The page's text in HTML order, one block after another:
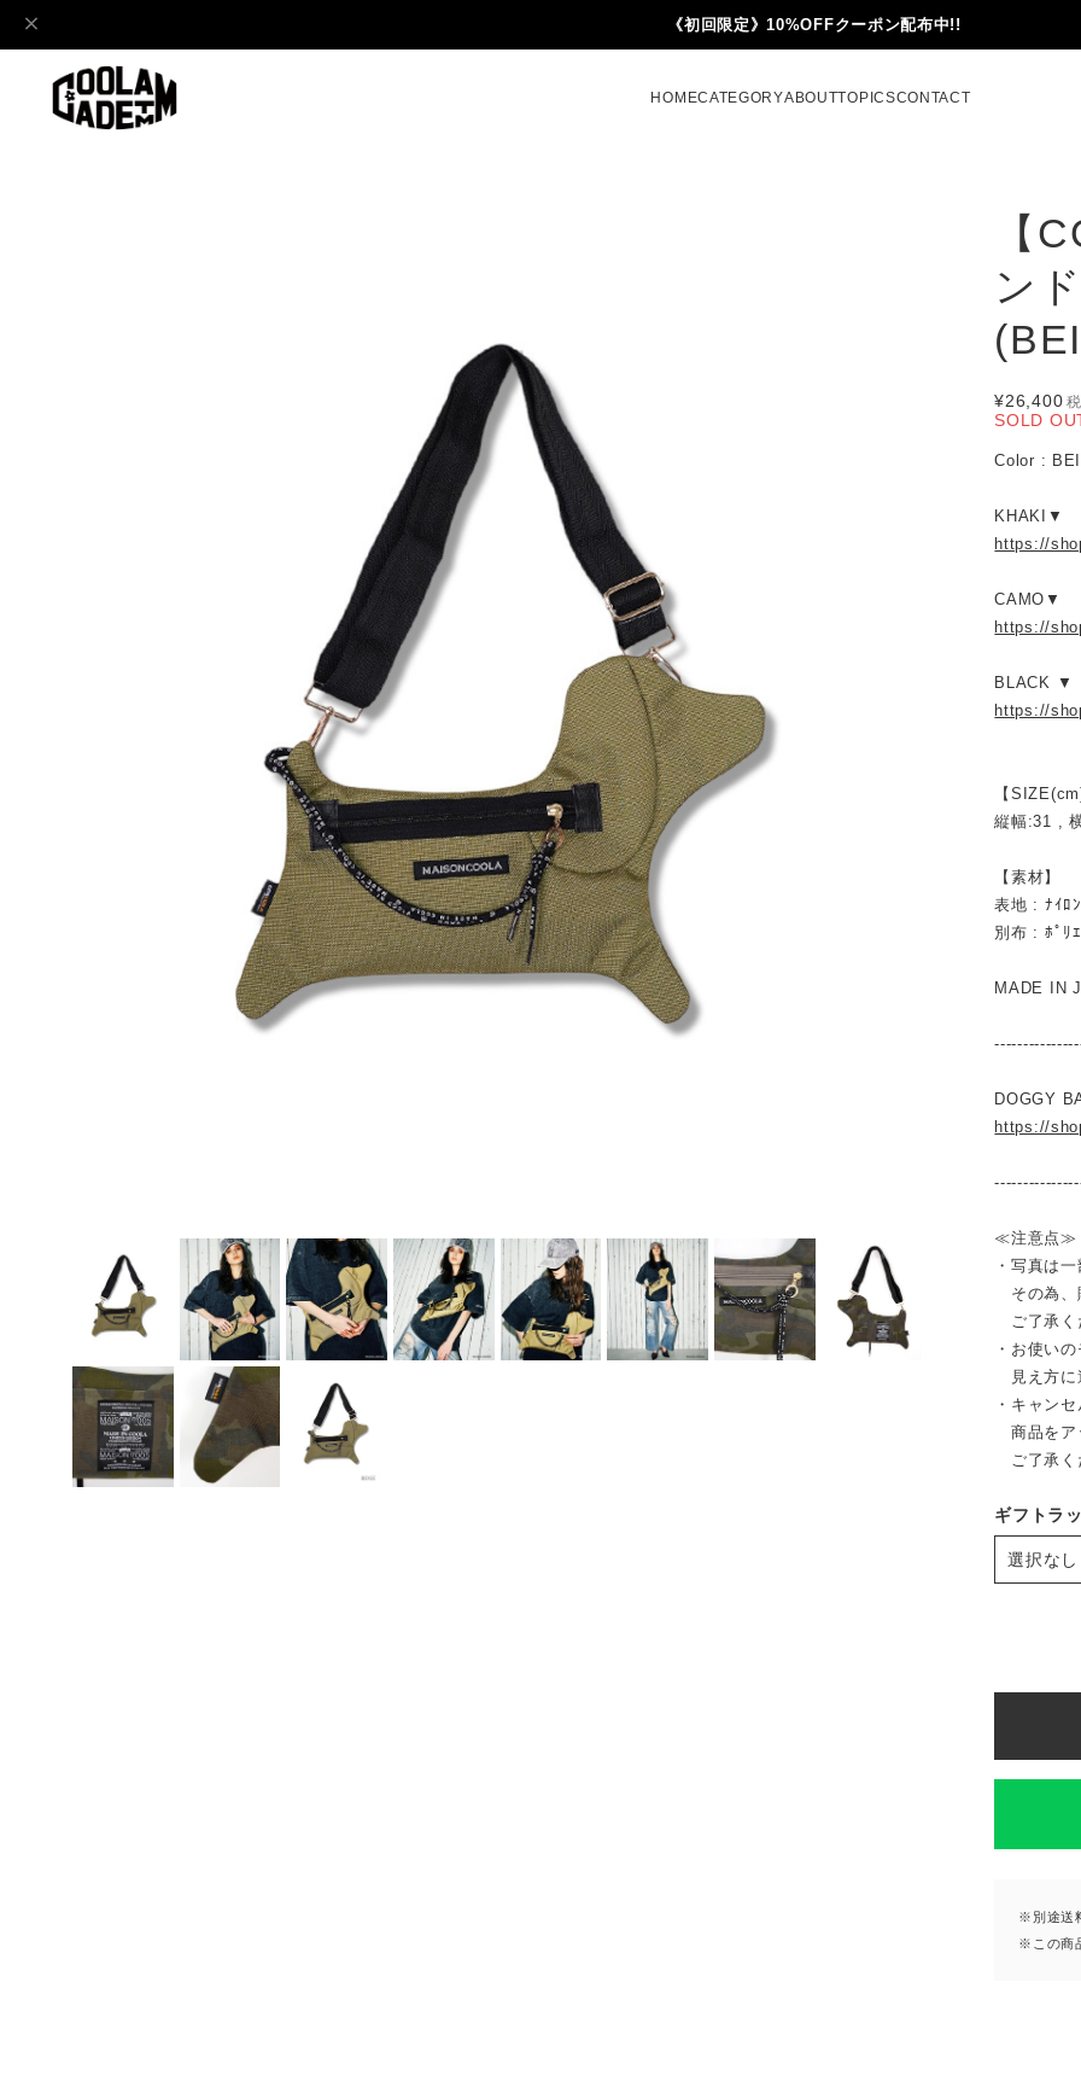
《初回限定》10%OFFクーポン配布中!!
HOMECATEGORYABOUTTOPICSCONTACT
【
ン
¥26,400
SOLD
Color :
KHAKI▼
https://
CAMO▼
https://
BLACK ▼
https://
【
縦幅:31 ,
【素材】
表地 : ﾅｲﾛ
別布 : ﾎﾟﾘ
MADE IN
DOGGY
https://
≪注意点≫
・写真は
その為、
ご了承く
・お使い
見え方に
・キャン
商品をア
ご了承く
ギフトラ
※別途送
※この商